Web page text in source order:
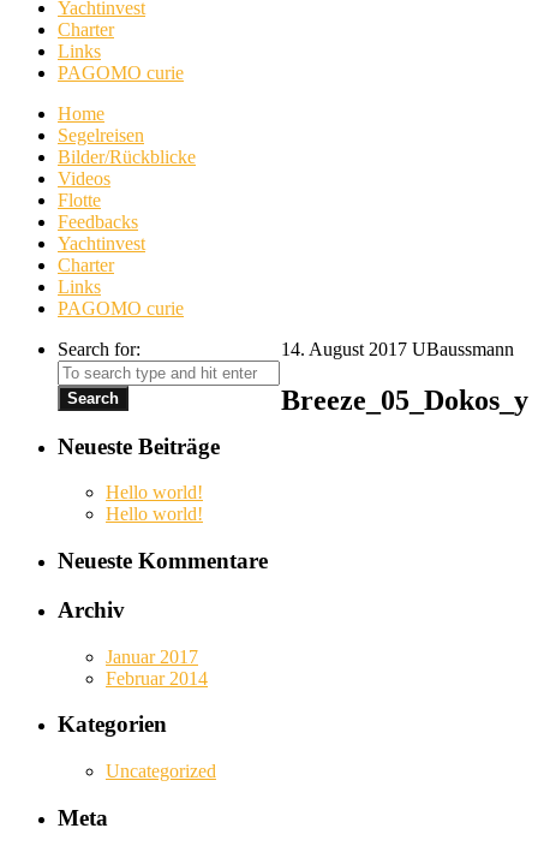
Yachtinvest
Charter
Links
PAGOMO curie
Home
Segelreisen
Bilder/Rückblicke
Videos
Flotte
Feedbacks
Yachtinvest
Charter
Links
PAGOMO curie
14. August 2017 UBaussmann
Breeze_05_Dokos_y
Search for:
Neueste Beiträge
Hello world!
Hello world!
Neueste Kommentare
Archiv
Januar 2017
Februar 2014
Kategorien
Uncategorized
Meta